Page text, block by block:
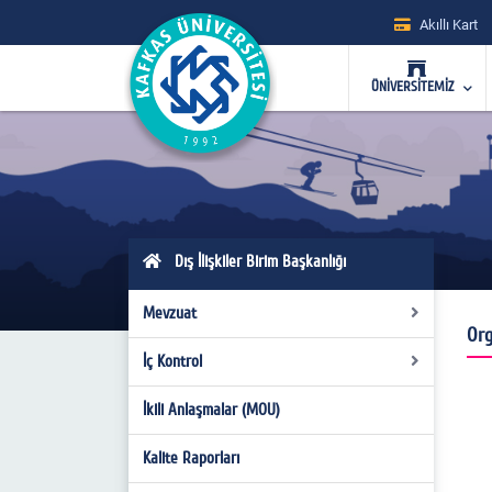
Akıllı Kart
ÜNİVERSİTEMİZ
Dış İlişkiler Birim Başkanlığı
Mevzuat
Yönetmelikler
İç Kontrol
2009-2017 Farabi Programı Raporu
Dış İlişkiler Başkanlığı Görev Yetki ve
Sorumluluklar
İkili Anlaşmalar (MOU)
Kalite Raporları